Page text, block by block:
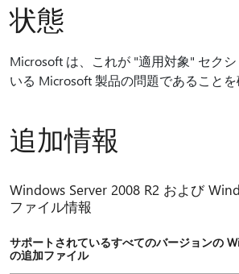
状態
Microsoft は、これが "適用対象" セク
いる Microsoft 製品の問題であることを
追加情報
Windows Server 2008 R2 および
ファイル情報
サポートされているすべてのバージョンの
の追加ファイル